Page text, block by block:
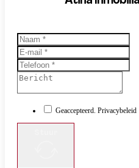
Geaccepteerd. Privacybeleid